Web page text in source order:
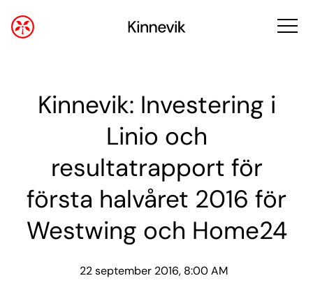
Kinnevik: Investering i
Linio och
resultatrapport för
första halvåret 2016 för
Westwing och Home24
22 september 2016, 8:00 AM